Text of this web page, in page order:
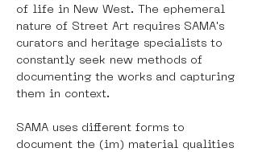
of life in New West. The ephemeral
nature of Street Art requires SAMA's
curators and heritage specialists to
constantly seek new methods of
documenting the works and capturing
them in context.
SAMA uses different forms to
document the (im) material qualities